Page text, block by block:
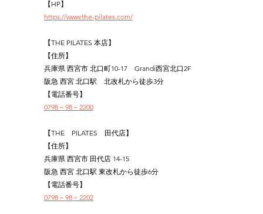
【HP】
https://www.the-pilates.com/
【THE PILATES 本店】
【住所】
兵庫県 西宮市 北口町10-17　Grandi西宮北口2F
阪急 西宮 北口駅　北改札から徒歩3分
【電話番号】
0798－98－2200
【THE　PILATES　田代店】
【住所】
兵庫県 西宮市 田代店 14-15
阪急 西宮 北口駅 東改札から徒歩6分
【電話番号】
0798－98－2202